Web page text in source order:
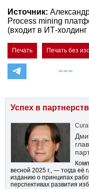
Источник:
Process mining
(входит в ИТ-
Печать Печать без
Успех в
весной 2025 г., — тогда её
изданию о принципах
перспективах развития